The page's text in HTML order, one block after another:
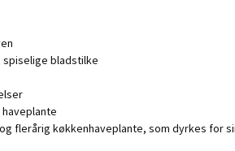
spiselige bladstilke
flerårig køkkenhaveplante, som dyrkes for